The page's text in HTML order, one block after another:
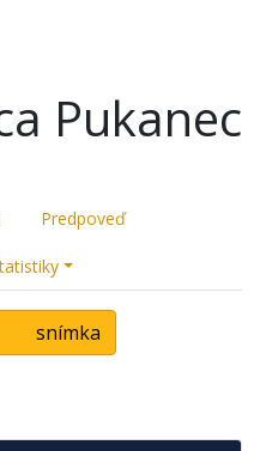
Pukanec
Predpoveď
snímka